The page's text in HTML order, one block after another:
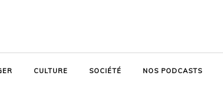
CULTURE SOCIÉTÉ NOS PODCASTS